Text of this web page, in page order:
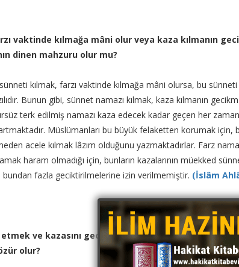
vaktinde kılmağa mâni olur veya kaza kılmanın
dinen mahzuru olur mu?
kılmak, farzı vaktinde kılmağa mâni olursa, bu sünneti
Bunun gibi, sünnet namazı kılmak, kaza kılmanın
terk edilmiş namazı kaza edecek kadar geçen her
Müslümanları bu büyük felaketten korumak için,
acele kılmak lâzım olduğunu yazmaktadırlar. Farz
haram olmadığı için, bunların kazalarının müekked
bundan fazla geciktirilmelerine izin verilmemiştir. (İslâm
ve kazasını geciktirmenin mahzurları nelerdir?
olur?